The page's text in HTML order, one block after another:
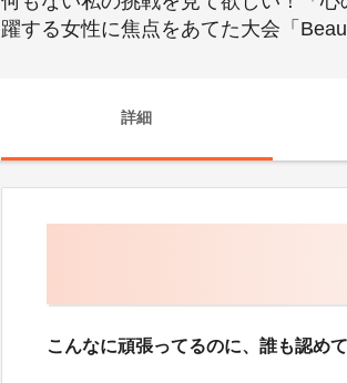
躍する女性に焦点をあてた大会「
詳細
こんなに頑張ってるのに、誰も認め